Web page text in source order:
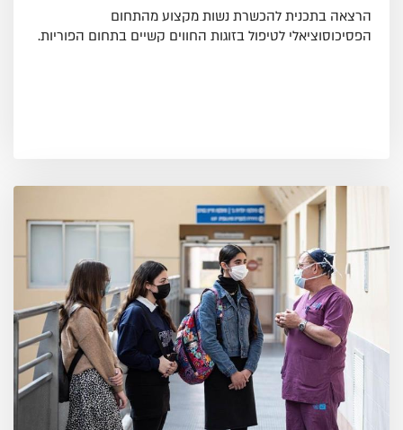
הרצאה בתכנית להכשרת נשות מקצוע מהתחום
הפסיכוסוציאלי לטיפול בזוגות החווים קשיים בתחום הפוריות.